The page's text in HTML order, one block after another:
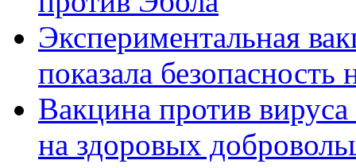
Экспериментальная
показала безопасность
Вакцина против
на здоровых